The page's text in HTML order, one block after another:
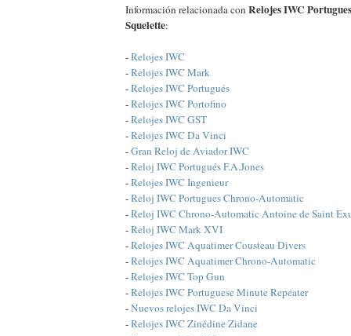
Información relacionada con Relojes IWC
Squelette:
-Relojes IWC
-Relojes IWC Mark
-Relojes IWC Portugués
-Relojes IWC Portofino
-Relojes IWC GST
-Relojes IWC Da Vinci
-Gran Reloj de Aviador IWC
-Reloj IWC Portugués F.A.Jones
-Relojes IWC Ingenieur
-Reloj IWC Portugues Chrono-Automatic
-Reloj IWC Chrono-Automatic Antoine de Saint
-Reloj IWC Mark XVI
-Relojes IWC Aquatimer Cousteau Divers
-Relojes IWC Aquatimer Chrono-Automatic
-Relojes IWC Top Gun
-Relojes IWC Portuguese Minute Repeater
-Nuevos relojes IWC Da Vinci
-Relojes IWC Zinédine Zidane